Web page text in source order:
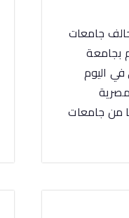
جامعات
يوم السبت 27 أبريل 2025م بجامعة
اليوم
86 بحثًا علميًا من جامعات